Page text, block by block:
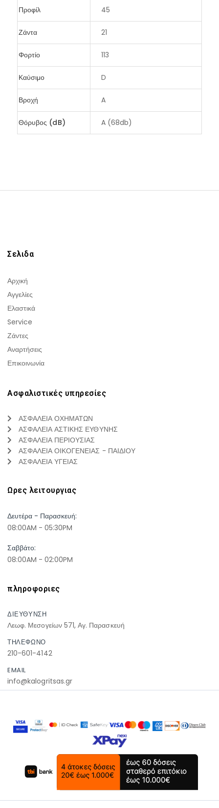
Προφίλ 45
Ζάντα 21
Φορτίο 113
Καύσιμο D
Βροχή A
Θόρυβος (dB) A (68db)
Σελιδα
Αρχική
Αγγελίες
Ελαστικά
Service
Ζάντες
Αναρτήσεις
Επικοινωνία
Ασφαλιστικές υπηρεσίες
ΑΣΦΑΛΕΙΑ ΟΧΗΜΑΤΩΝ
ΑΣΦΑΛΕΙΑ ΑΣΤΙΚΗΣ ΕΥΘΥΝΗΣ
ΑΣΦΑΛΕΙΑ ΠΕΡΙΟΥΣΙΑΣ
ΑΣΦΑΛΕΙΑ ΟΙΚΟΓΕΝΕΙΑΣ - ΠΑΙΔΙΟΥ
ΑΣΦΑΛΕΙΑ ΥΓΕΙΑΣ
Ωρες λειτουργιας
Δευτέρα - Παρασκευή:
08:00AM - 05:30PM
Σαββάτο:
08:00AM - 02:00PM
πληροφοριες
ΔΙΕΥΘΥΝΣΗ
Λεωφ. Μεσογείων 571, Αγ. Παρασκευή
ΤΗΛΕΦΩΝΟ
210-601-4142
EMAIL
info@kalogritsas.gr